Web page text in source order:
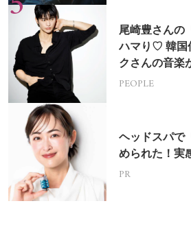
尾崎豊さんの
ハマり♡ 韓国
クさんの音楽
PEOPLE
ヘッドスパで
められた！実
PR